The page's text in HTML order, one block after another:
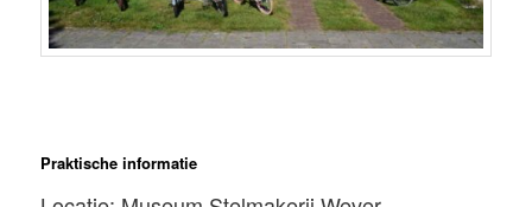
Praktische informatie